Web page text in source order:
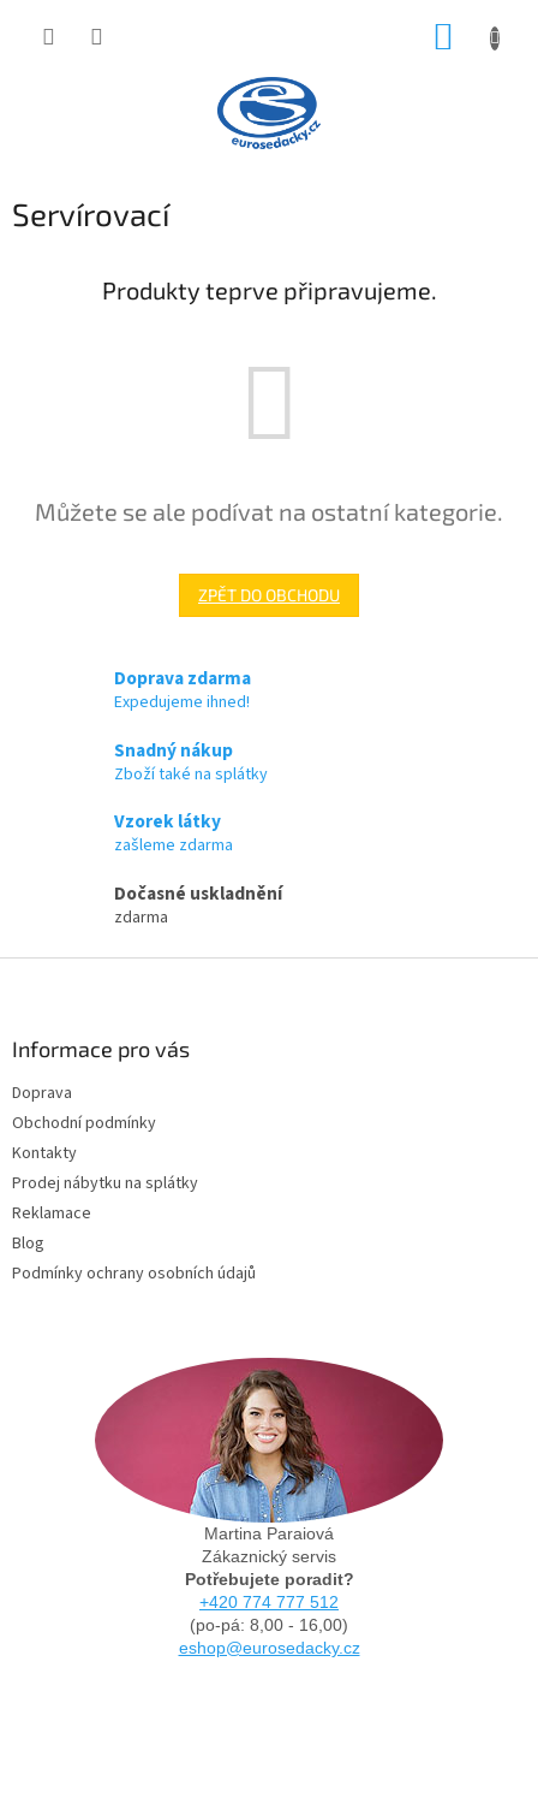
Servírovací
Produkty teprve připravujeme.
Můžete se ale podívat na ostatní kategorie.
ZPĚT DO OBCHODU
Doprava zdarma
Expedujeme ihned!
Snadný nákup
Zboží také na splátky
Vzorek látky
zašleme zdarma
Dočasné uskladnění
zdarma
Informace pro vás
Doprava
Obchodní podmínky
Kontakty
Prodej nábytku na splátky
Reklamace
Blog
Podmínky ochrany osobních údajů
Martina Paraiová
Zákaznický servis
Potřebujete poradit?
+420 774 777 512
(po-pá: 8,00 - 16,00)
eshop@eurosedacky.cz